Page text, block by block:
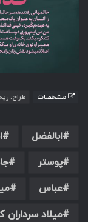
مشخصات طراح:
ابالفضل
پوستر
عباس
میلاد سرداران